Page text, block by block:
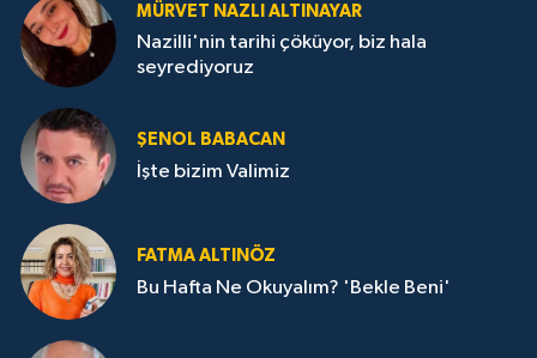
MÜRVET NAZLI ALTINAYAR
Nazilli'nin tarihi çöküyor, biz hala
seyrediyoruz
ŞENOL BABACAN
İşte bizim Valimiz
FATMA ALTINÖZ
Bu Hafta Ne Okuyalım? 'Bekle Beni'